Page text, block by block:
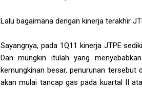
Lalu bagaimana dengan kinerja terakhir
Sayangnya, pada 1Q11 kinerja JTPE
Dan mungkin itulah yang
kemungkinan besar, penurunan tersebut
akan mulai tancap gas pada kuartal II